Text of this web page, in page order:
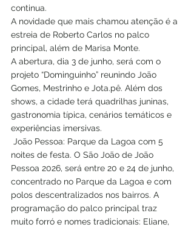
continua.
A novidade que mais chamou atenção é a
estreia de Roberto Carlos no palco
principal, além de Marisa Monte.
A abertura, dia 3 de junho, será com o
projeto “Dominguinho” reunindo João
Gomes, Mestrinho e Jota.pê. Além dos
shows, a cidade terá quadrilhas juninas,
gastronomia típica, cenários temáticos e
experiências imersivas.
noites de festa. O São João de João
Pessoa 2026, será entre 20 e 24 de junho,
concentrado no Parque da Lagoa e com
polos descentralizados nos bairros. A
programação do palco principal traz
muito forró e nomes tradicionais: Eliane,